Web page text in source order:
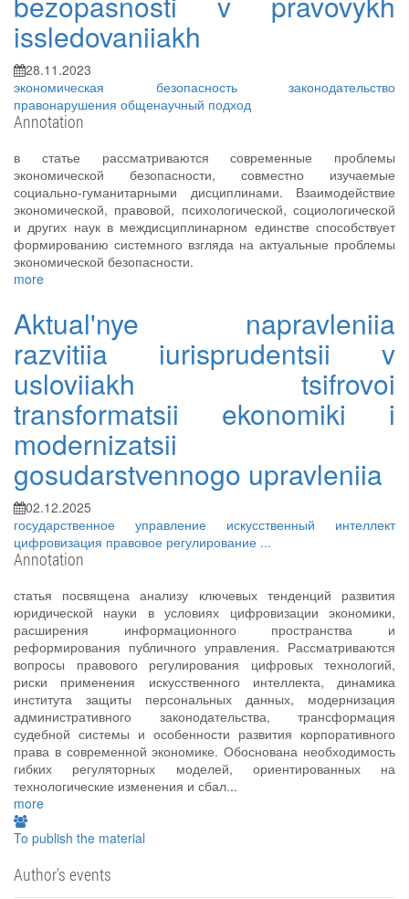
issledovaniiakh
28.11.2023
экономическая безопасность законодательство
правонарушения общенаучный подход
Annotation
в статье рассматриваются современные проблемы
экономической безопасности, совместно изучаемые
социально-гуманитарными дисциплинами. Взаимодействие
экономической, правовой, психологической, социологической
и других наук в междисциплинарном единстве способствует
формированию системного взгляда на актуальные проблемы
экономической безопасности.
more
Aktual'nye napravleniia
razvitiia iurisprudentsii v
usloviiakh tsifrovoi
transformatsii ekonomiki i
modernizatsii
gosudarstvennogo upravleniia
02.12.2025
государственное управление искусственный интеллект
цифровизация правовое регулирование ...
Annotation
статья посвящена анализу ключевых тенденций развития
юридической науки в условиях цифровизации экономики,
расширения информационного пространства и
реформирования публичного управления. Рассматриваются
вопросы правового регулирования цифровых технологий,
риски применения искусственного интеллекта, динамика
института защиты персональных данных, модернизация
административного законодательства, трансформация
судебной системы и особенности развития корпоративного
права в современной экономике. Обоснована необходимость
гибких регуляторных моделей, ориентированных на
технологические изменения и сбал...
more
To publish the material
Author's events